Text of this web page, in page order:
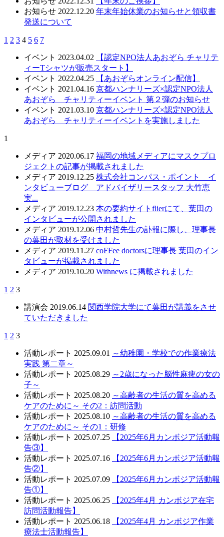
お知らせ 2022.12.20 年末年始休業のお知らせと領収書
発送について
1 2 3 4 5 6 7
イベント 2023.04.02
【認定NPO法人あおぞら チャリテ
ィーTシャツが販売スタート】
イベント 2022.04.25
【あおぞらオンライン配信】
イベント 2021.04.16 京都ハンナリーズ×認定NPO法人
あおぞら チャリティーイベント 第２弾のお知らせ
イベント 2021.03.10 京都ハンナリーズ×認定NPO法人
あおぞら チャリティーイベントを実施しました
1
メディア 2020.06.17 福岡の地域メディアにマスクプロ
ジェクトの記事が掲載されました
メディア 2019.12.25 株式会社コンパス・ポイント イ
ンタビューブログ アドバイザリースタッフ 大竹恵
実...
メディア 2019.12.23 本の要約サイトflierにて、葉田の
インタビューが公開されました
メディア 2019.12.06 中村哲先生の訃報に際し、理事長
の葉田が取材を受けました
メディア 2019.11.27 coFFee doctorsに理事長 葉田のイン
タビューが掲載されました
メディア 2019.10.20 Withnews に掲載されました
1 2 3
講演会 2019.06.14 関西学院大学にて葉田が講義をさせ
ていただきました
1 2 3
活動レポート 2025.09.01 ～幼稚園・学校での作業療法
実践 第二章～
活動レポート 2025.08.29 ～2歳になった脳性麻痺の女の
子～
活動レポート 2025.08.20 ～高齢者の生活の質を高める
ケアのために～ その2：訪問活動
活動レポート 2025.08.10 ～高齢者の生活の質を高める
ケアのために～ その1：研修
活動レポート 2025.07.25
【2025年6月カンボジア活動報
告③】
活動レポート 2025.07.16
【2025年6月カンボジア活動報
告②】
活動レポート 2025.07.09
【2025年6月カンボジア活動報
告①】
活動レポート 2025.06.25
【2025年4月 カンボジア在宅
訪問活動報告】
活動レポート 2025.06.18
【2025年4月 カンボジア作業
療法士活動報告】